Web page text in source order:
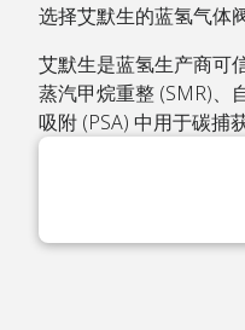
选择艾默生的蓝氢气体
艾默生是蓝氢生产商可
蒸汽甲烷重整 (SMR)、
吸附 (PSA) 中用于碳捕